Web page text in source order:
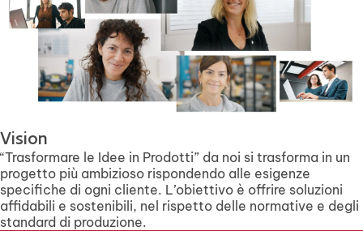
Vision
“Trasformare le Idee in Prodotti” da noi si trasforma in un
progetto più ambizioso rispondendo alle esigenze
specifiche di ogni cliente. L’obiettivo è offrire soluzioni
affidabili e sostenibili, nel rispetto delle normative e degli
standard di produzione.